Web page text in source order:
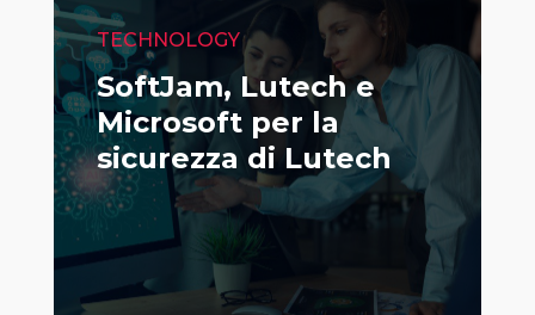
TECHNOLOGY
SoftJam, Lutech e
Microsoft per la
sicurezza di Lutech